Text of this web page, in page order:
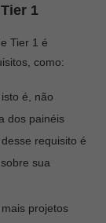
1
Tier 1 é
como:
é, não
dos painéis
requisito é
sua
projetos